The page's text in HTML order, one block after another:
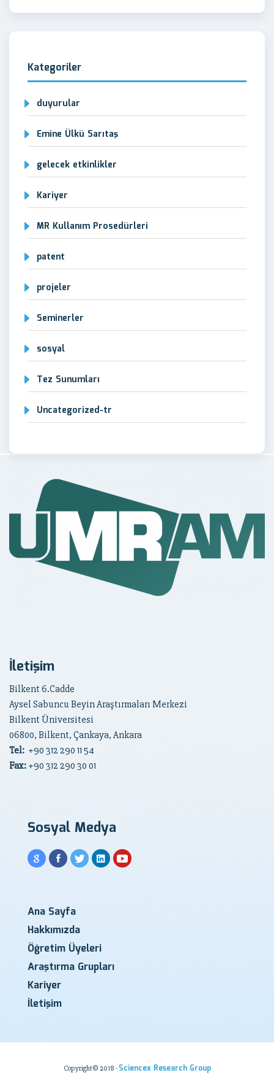
Kategoriler
duyurular
Emine Ülkü Sarıtaş
gelecek etkinlikler
Kariyer
MR Kullanım Prosedürleri
patent
projeler
Seminerler
sosyal
Tez Sunumları
Uncategorized-tr
İletişim
Bilkent 6.Cadde
Aysel Sabuncu Beyin Araştırmaları Merkezi
Bilkent Üniversitesi
06800, Bilkent, Çankaya, Ankara
Tel: +90 312 290 11 54
Fax: +90 312 290 30 01
Sosyal Medya
Ana Sayfa
Hakkımızda
Öğretim Üyeleri
Araştırma Grupları
Kariyer
İletişim
Copyright© 2018 - Sciencex Research Group